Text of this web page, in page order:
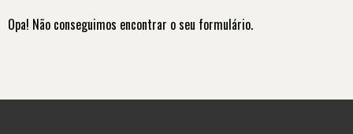
Opa! Não conseguimos encontrar o seu formulário.